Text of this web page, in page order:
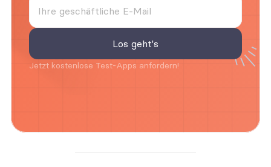
Jetzt kostenlose Test-Apps anfordern!